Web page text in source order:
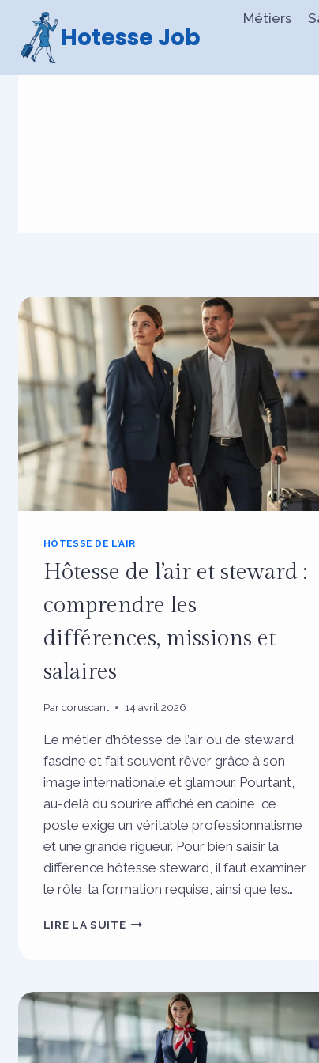
contenu
Hotesse Job
Métiers
HÔTESSE DE L'AIR
Hôtesse de l’air et steward :
comprendre les
différences, missions et
salaires
Par coruscant 14 avril 2026
Le métier d’hôtesse de l’air ou de steward
fascine et fait souvent rêver grâce à son
image internationale et glamour. Pourtant,
au-delà du sourire affiché en cabine, ce
poste exige un véritable professionnalisme
et une grande rigueur. Pour bien saisir la
différence hôtesse steward, il faut examiner
le rôle, la formation requise, ainsi que les…
LIRE LA SUITEHÔTESSE
COMPRENDRE
LES
DIFFÉRENCES,